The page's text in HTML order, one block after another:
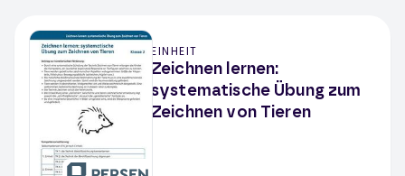
EINHEIT
Zeichnen lernen:
systematische Übung zum
Zeichnen von Tieren